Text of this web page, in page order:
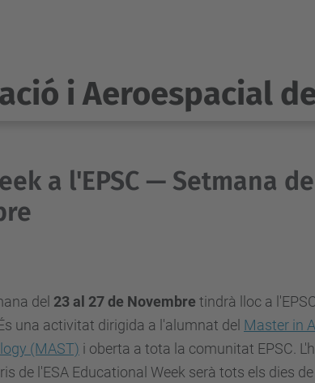
i Aeroespacial
a l'EPSC — Setmana
del 23 al 27 de Novembre tindrà lloc a
És una activitat dirigida a l'alumnat del Master in
(MAST) i oberta a tota la comunitat EPSC.
de l'ESA Educational Week serà tots els dies